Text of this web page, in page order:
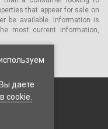
that appear for sale on
be available. Information is
most current information,
даете
cookie.